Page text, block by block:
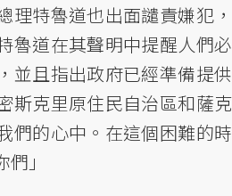
理特魯道也出面譴責嫌犯，
魯道在其聲明中提醒人們必
並且指出政府已經準備提供
斯克里原住民自治區和薩克
們的心中。在這個困難的時
」